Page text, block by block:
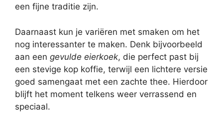
een fijne traditie zijn.
Daarnaast kun je variëren met smaken om het
nog interessanter te maken. Denk bijvoorbeeld
aan een gevulde eierkoek, die perfect past bij
een stevige kop koffie, terwijl een lichtere versie
goed samengaat met een zachte thee. Hierdoor
blijft het moment telkens weer verrassend en
speciaal.